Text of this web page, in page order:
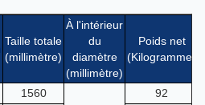
Taille totale
(millimètre)
À l'intérieur
du
diamètre
(millimètre)
Poids net
(Kilogramme)
1560
92